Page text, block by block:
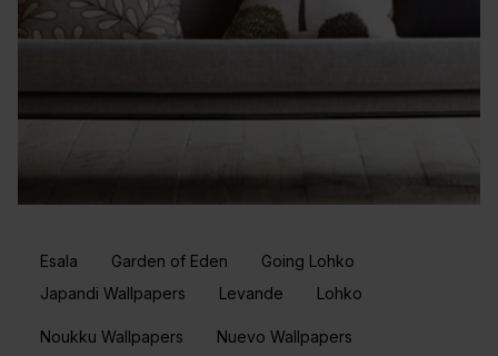
Esala Garden of Eden
Going Lohko
Japandi Wallpapers
Levande Lohko
Noukku Wallpapers
Nuevo Wallpapers